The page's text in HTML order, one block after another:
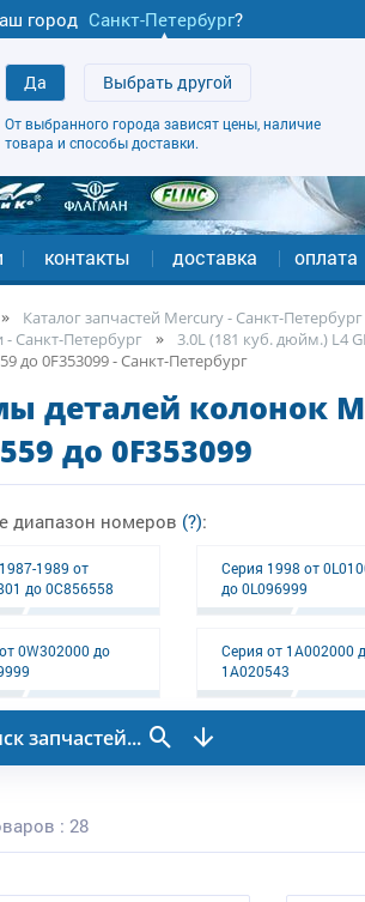
город Санкт-Петербург?
Да Выбрать другой
От выбранного города зависят цены, наличие
товара и способы доставки.
контакты доставка оплата
Каталог запчастей Mercury - Санкт-Петербург
- Санкт-Петербург
3.0L (181 куб. дюйм.) L4
до 0F353099 - Санкт-Петербург
деталей колонок
до 0F353099
диапазон номеров (?):
1989 от
до 0C856558
Серия 1998 от
до 0L096999
0W302000 до
Серия от 1A002000
1A020543
запчастей...
: 28